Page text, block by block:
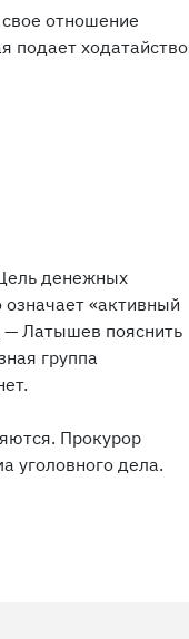
отношение
подает ходатайство
денежных
«активный
— Латышев пояснить
группа
Прокурор
уголовного дела.